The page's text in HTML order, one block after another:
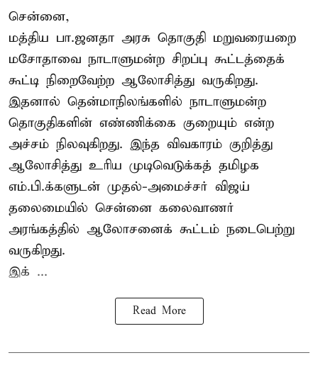
சென்னை,
மத்திய பா.ஜனதா அரசு தொகுதி மறுவரையறை
மசோதாவை நாடாளுமன்ற சிறப்பு கூட்டத்தைக்
கூட்டி நிறைவேற்ற ஆலோசித்து வருகிறது.
இதனால் தென்மாநிலங்களில் நாடாளுமன்ற
தொகுதிகளின் எண்ணிக்கை குறையும் என்ற
அச்சம் நிலவுகிறது. இந்த விவகாரம் குறித்து
ஆலோசித்து உரிய முடிவெடுக்கத் தமிழக
எம்.பி.க்களுடன் முதல்-அமைச்சர் விஜய்
தலைமையில் சென்னை கலைவாணர்
அரங்கத்தில் ஆலோசனைக் கூட்டம் நடைபெற்று
வருகிறது.
இக் ...
Read More